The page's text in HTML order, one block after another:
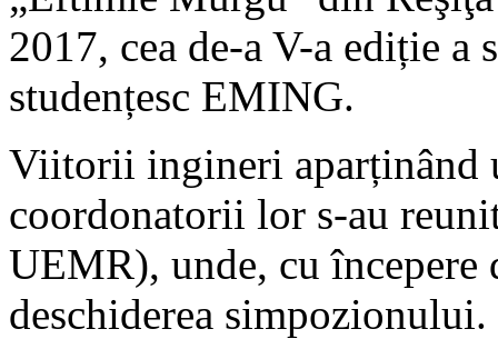
2017, cea de-a V-a ediție
studențesc EMING.
Viitorii ingineri aparținând
coordonatorii lor s-au
UEMR), unde, cu începere
deschiderea simpozionului.